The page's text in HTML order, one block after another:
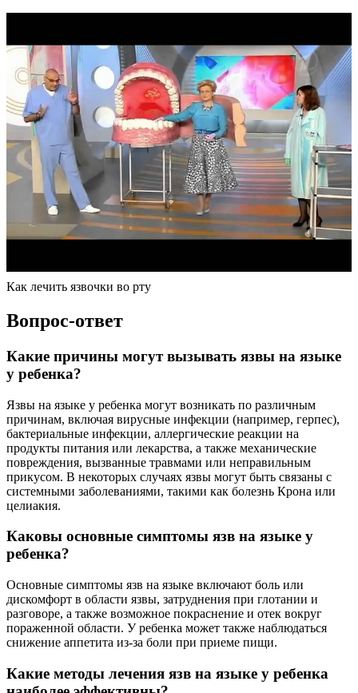
Как лечить язвочки во рту
Вопрос-ответ
Какие причины могут вызывать язвы на языке
у ребенка?
Язвы на языке у ребенка могут возникать по различным
причинам, включая вирусные инфекции (например, герпес),
бактериальные инфекции, аллергические реакции на
продукты питания или лекарства, а также механические
повреждения, вызванные травмами или неправильным
прикусом. В некоторых случаях язвы могут быть связаны с
системными заболеваниями, такими как болезнь Крона или
целиакия.
Каковы основные симптомы язв на языке у
ребенка?
Основные симптомы язв на языке включают боль или
дискомфорт в области язвы, затруднения при глотании и
разговоре, а также возможное покраснение и отек вокруг
пораженной области. У ребенка может также наблюдаться
снижение аппетита из-за боли при приеме пищи.
Какие методы лечения язв на языке у ребенка